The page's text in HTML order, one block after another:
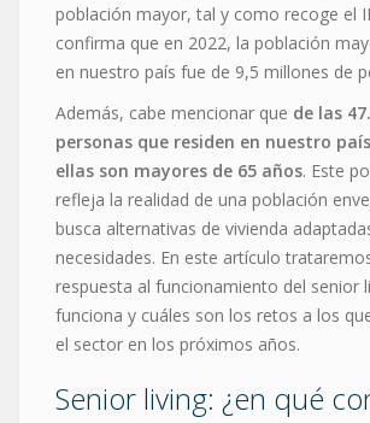
población mayor, tal y como recoge el
confirma que en 2022, la población
en nuestro país fue de 9,5 millones de
Además, cabe mencionar que de las
personas que residen en nuestro
ellas son mayores de 65 años. Este
refleja la realidad de una población
busca alternativas de vivienda
necesidades. En este artículo
respuesta al funcionamiento del senior
funciona y cuáles son los retos a los
el sector en los próximos años.
Senior living: ¿en qué